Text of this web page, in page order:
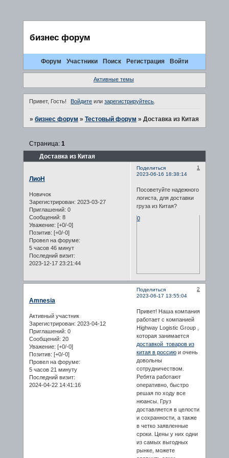
бизнес форум
Форум Участники Поиск Регистрация Войти
Активные темы
Привет, Гость! Войдите илизарегистрируйтесь.
» бизнес форум » Тестовый форум » Доставка из Китая
Доставка из Китая
Страница: 1
Поделиться
1
2023-06-16 18:38:14
ЛиоН
Новичок
Зарегистрирован: 2023-03-27
Приглашений: 0
Сообщений: 8
Уважение: [+0/-0]
Позитив: [+0/-0]
Провел на форуме:
5 часов 46 минут
Последний визит:
2023-12-17 23:21:44
Посоветуйте надежного
логиста, для доставки
груза из Китая?
0
Поделиться
2
2023-06-17 13:55:04
Amnesia
Активный участник
Зарегистрирован: 2023-04-12
Приглашений: 0
Сообщений: 20
Уважение: [+0/-0]
Позитив: [+0/-0]
Провел на форуме:
5 часов 21 минуту
Последний визит:
2024-04-22 14:41:16
Привет! Наша компания
работает с компанией
Highway Logistic Group ,
которая занимается
доставкой товаров из
китая в россиюи очень
довольны
сотрудничеством.
Ребята работают
оперативно, быстро
решая по ходу все
нюансы. Груз
доставляется в целости
и сохранности, а также
в четко заявленные
сроки. Цены у них одни
из самых выгодных
рынке, можете